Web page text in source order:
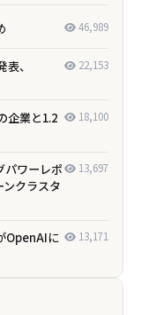
46,989
、
22,153
企業と1.2
18,100
パワーレポ
クラスタ
13,697
OpenAIに
13,171